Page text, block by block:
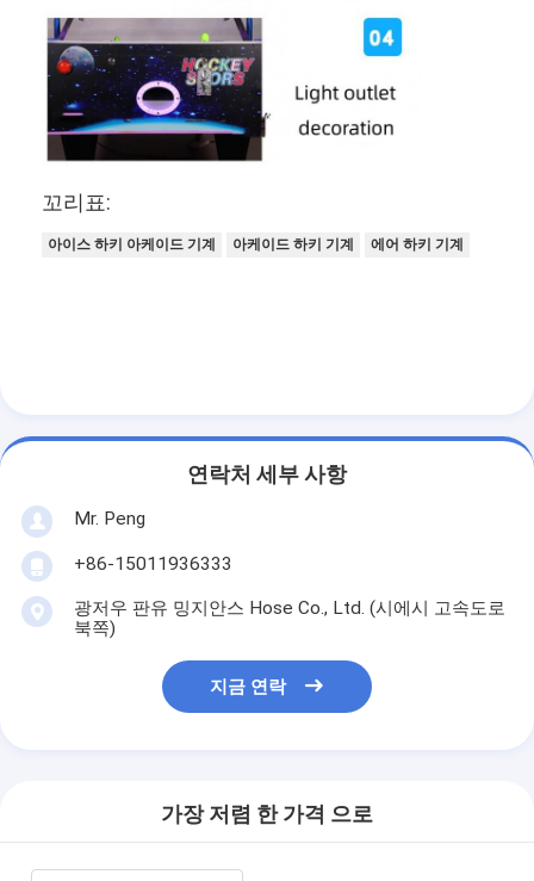
꼬리표:
아이스 하키 아케이드 기계 아케이드 하키 기계 에어 하키 기계
연락처 세부 사항
Mr. Peng
+86-15011936333
광저우 판유 밍지안스 Hose Co., Ltd. (시에시 고속도로
북쪽)
지금 연락
가장 저렴 한 가격 으로